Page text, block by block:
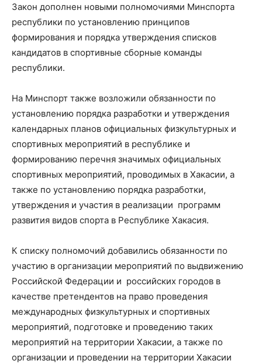
Закон дополнен новыми полномочиями Минспорта
республики по установлению принципов
формирования и порядка утверждения списков
кандидатов в спортивные сборные команды
республики.
На Минспорт также возложили обязанности по
установлению порядка разработки и утверждения
календарных планов официальных физкультурных и
спортивных мероприятий в республике и
формированию перечня значимых официальных
спортивных мероприятий, проводимых в Хакасии, а
также по установлению порядка разработки,
утверждения и участия в реализации программ
развития видов спорта в Республике Хакасия.
К списку полномочий добавились обязанности по
участию в организации мероприятий по выдвижению
Российской Федерации и российских городов в
качестве претендентов на право проведения
международных физкультурных и спортивных
мероприятий, подготовке и проведению таких
мероприятий на территории Хакасии, а также по
организации и проведении на территории Хакасии